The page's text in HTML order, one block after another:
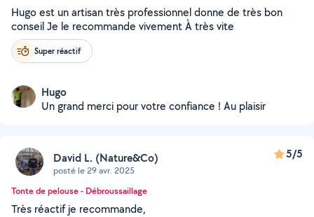
Hugo est un artisan très professionnel donne de très bon
conseil Je le recommande vivement À très vite
Super réactif
Hugo
Un grand merci pour votre confiance ! Au plaisir
David L. (Nature&Co)
posté le 29 avr. 2025
5/5
Tonte de pelouse - Débroussaillage
Très réactif je recommande,